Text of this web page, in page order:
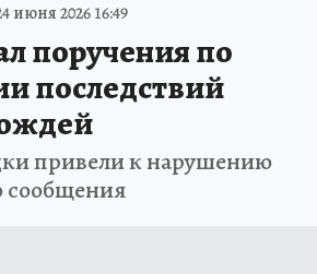
июня 2026 16:49
поручения по
последствий
привели к нарушению
сообщения